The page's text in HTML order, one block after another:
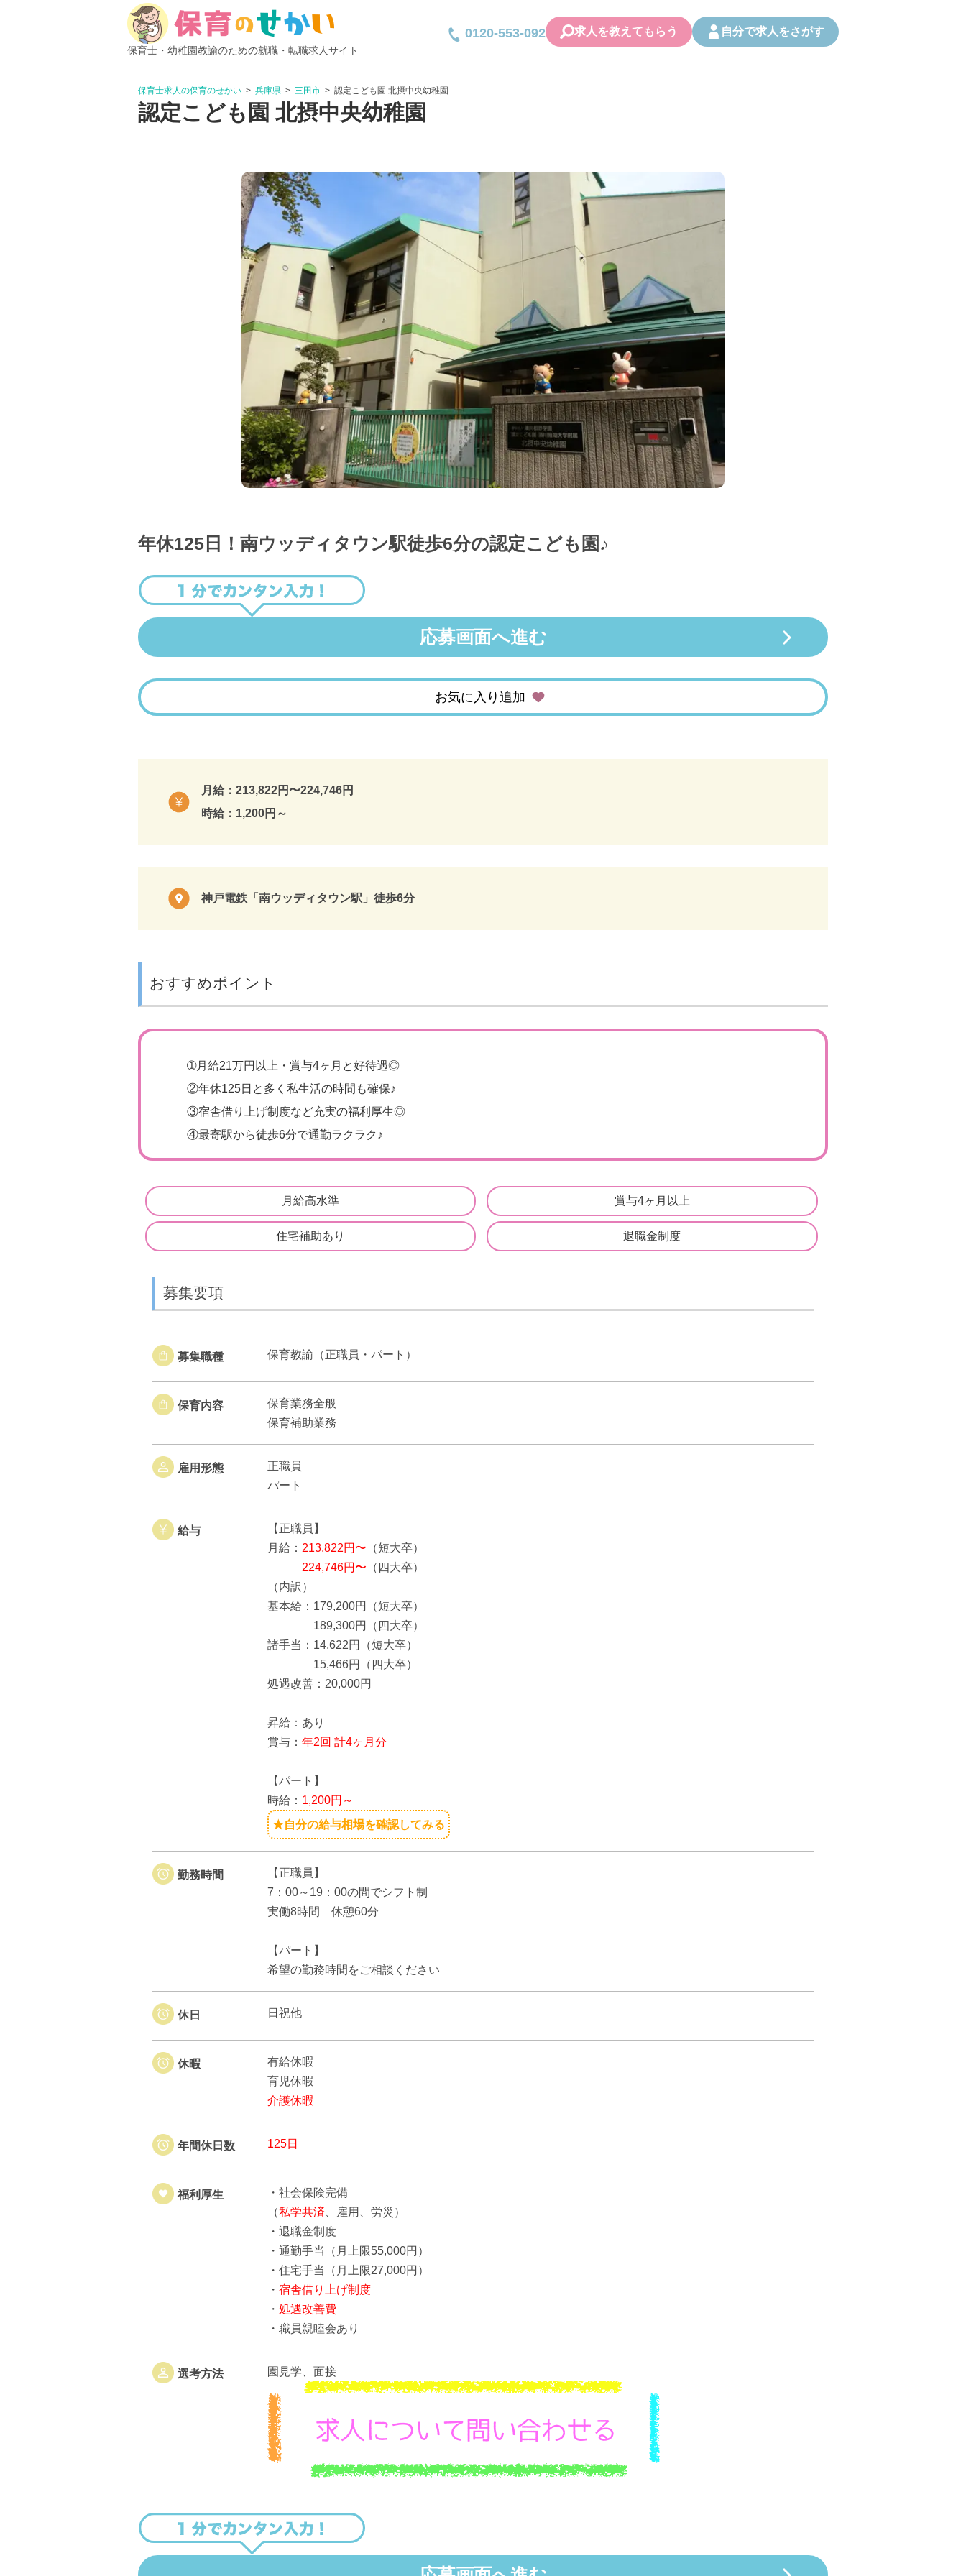
保育士・幼稚園教諭のための就職・転職求人サイト
0120-553-092 求人を教えてもらう 自分で求人をさがす
保育士求人の保育のせかい 兵庫県 三田市 認定こども園 北摂中央幼稚園
認定こども園 北摂中央幼稚園
年休125日！南ウッディタウン駅徒歩6分の認定こども園♪
応募画面へ進む
お気に入り追加
月給：213,822円〜224,746円
時給：1,200円～
神戸電鉄「南ウッディタウン駅」徒歩6分
おすすめポイント
➀月給21万円以上・賞与4ヶ月と好待遇◎
②年休125日と多く私生活の時間も確保♪
③宿舎借り上げ制度など充実の福利厚生◎
④最寄駅から徒歩6分で通勤ラクラク♪
月給高水準 賞与4ヶ月以上
住宅補助あり 退職金制度
募集要項
募集職種 保育教諭（正職員・パート）
保育内容
保育業務全般
保育補助業務
雇用形態
正職員
パート
給与
【正職員】
月給： 213,822円〜 （短大卒）
224,746円〜 （四大卒）
（内訳）
基本給：179,200円（短大卒）
189,300円（四大卒）
諸手当：14,622円（短大卒）
15,466円（四大卒）
処遇改善：20,000円
昇給：あり
賞与： 年2回 計4ヶ月分
【パート】
時給： 1,200円～
★自分の給与相場を確認してみる
勤務時間
【正職員】
7：00～19：00の間でシフト制
実働8時間 休憩60分
【パート】
希望の勤務時間をご相談ください
休日 日祝他
休暇
有給休暇
育児休暇
介護休暇
年間休日数 125日
福利厚生
・社会保険完備
（私学共済、雇用、労災）
・退職金制度
・通勤手当（月上限55,000円）
・住宅手当（月上限27,000円）
・ 宿舎借り上げ制度
・ 処遇改善費
・職員親睦会あり
選考方法 園見学、面接